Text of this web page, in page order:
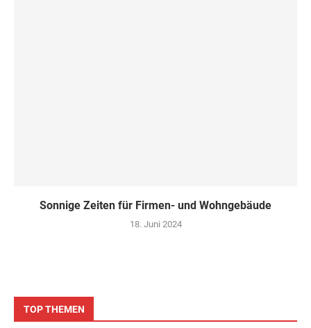
Sonnige Zeiten für Firmen- und Wohngebäude
18. Juni 2024
TOP THEMEN